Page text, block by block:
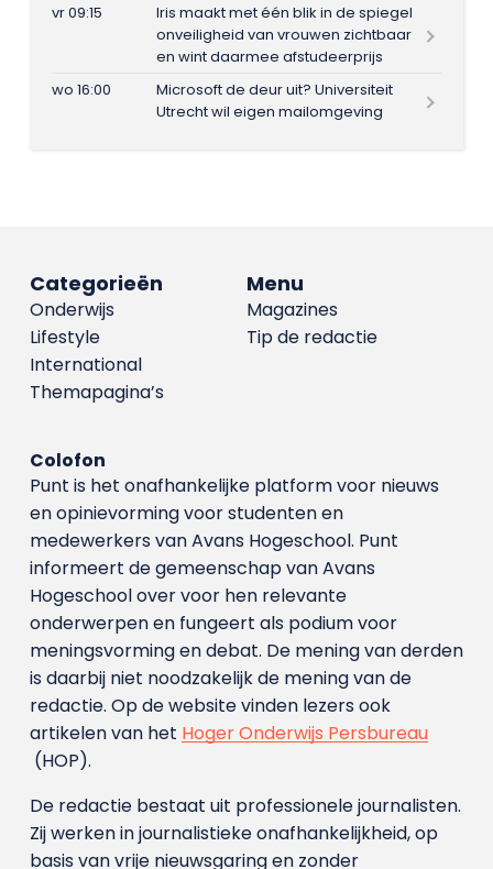
vr 09:15
Iris maakt met één blik in de spiegel
onveiligheid van vrouwen zichtbaar
en wint daarmee afstudeerprijs
wo 16:00
Microsoft de deur uit? Universiteit
Utrecht wil eigen mailomgeving
Menu
Magazines
Tip de redactie
Categorieën
Onderwijs
Lifestyle
International
Themapagina’s
Colofon
Punt is het onafhankelijke platform voor nieuws
en opinievorming voor studenten en
medewerkers van Avans Hoge­school. Punt
informeert de gemeenschap van Avans
Hogeschool over voor hen relevante
onderwerpen en fungeert als podium voor
meningsvorming en debat. De mening van derden
is daarbij niet noodzakelijk de mening van de
redactie. Op de website vinden lezers ook
artikelen van het Hoger Onderwijs Persbureau
(HOP).
De redactie bestaat uit professionele journalisten.
Zij werken in journalistieke onafhankelijkheid, op
basis van vrije nieuwsgaring en zonder